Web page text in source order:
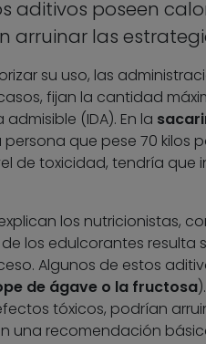
aditivos poseen
arruinar las
su uso, las
fijan la cantidad
(IDA). En la
persona que pese 70 kilos
de toxicidad, tendría que
los nutricionistas,
los edulcorantes resulta
Algunos de estos
de ágave o la fructosa
tóxicos, podrían
una recomendación